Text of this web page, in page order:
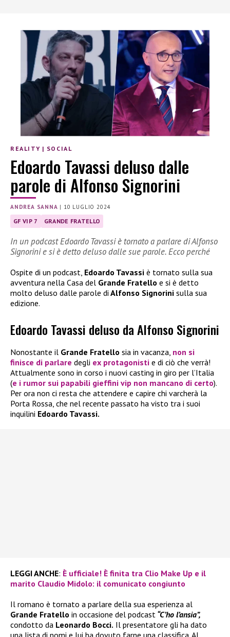
REALITY | SOCIAL
Edoardo Tavassi deluso dalle
parole di Alfonso Signorini
ANDREA SANNA | 10 LUGLIO 2024
GF VIP 7 GRANDE FRATELLO
In un podcast Edoardo Tavassi è tornato a parlare di Alfonso
Signorini e si è detto deluso dalle sue parole. Ecco perché
Ospite di un podcast, Edoardo Tavassi è tornato sulla sua
avventura nella Casa del Grande Fratello e si è detto
molto deluso dalle parole di Alfonso Signorini sulla sua
edizione.
Edoardo Tavassi deluso da Alfonso Signorini
Nonostante il Grande Fratello sia in vacanza, non si
finisce di parlare degli ex protagonisti e di ciò che verrà!
Attualmente sono in corso i nuovi casting in giro per l’Italia
(e i rumor sui papabili gieffini vip non mancano di certo).
Per ora non ci resta che attendere e capire chi varcherà la
Porta Rossa, che nel recente passato ha visto tra i suoi
inquilini Edoardo Tavassi.
LEGGI ANCHE: È ufficiale! È finita tra Clio Make Up e il
marito Claudio Midolo: il comunicato congiunto
Il romano è tornato a parlare della sua esperienza al
Grande Fratello in occasione del podcast “C’ho l’ansia”,
condotto da Leonardo Bocci. Il presentatore gli ha dato
una lista di nomi e lui ha dovuto farne una classifica. Al